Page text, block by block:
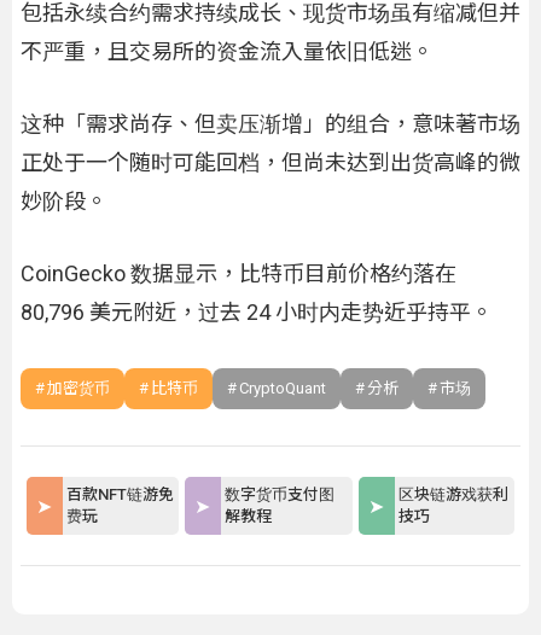
包括永续合约需求持续成长、现货市场虽有缩减但并
不严重，且交易所的资金流入量依旧低迷。
这种「需求尚存、但卖压渐增」的组合，意味著市场
正处于一个随时可能回档，但尚未达到出货高峰的微
妙阶段。
CoinGecko 数据显示，比特币目前价格约落在
80,796 美元附近，过去 24 小时内走势近乎持平。
加密货币 比特币 CryptoQuant 分析 市场
百款NFT链游免
费玩
数字货币支付图
解教程
区块链游戏获利
技巧